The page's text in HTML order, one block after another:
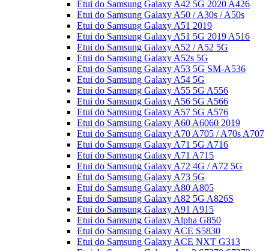
Etui do Samsung Galaxy A42 5G 2020 A426
Etui do Samsung Galaxy A50 / A30s / A50s
Etui do Samsung Galaxy A51 2019
Etui do Samsung Galaxy A51 5G 2019 A516
Etui do Samsung Galaxy A52 / A52 5G
Etui do Samsung Galaxy A52s 5G
Etui do Samsung Galaxy A53 5G SM-A536
Etui do Samsung Galaxy A54 5G
Etui do Samsung Galaxy A55 5G A556
Etui do Samsung Galaxy A56 5G A566
Etui do Samsung Galaxy A57 5G A576
Etui do Samsung Galaxy A60 A6060 2019
Etui do Samsung Galaxy A70 A705 / A70s A707
Etui do Samsung Galaxy A71 5G A716
Etui do Samsung Galaxy A71 A715
Etui do Samsung Galaxy A72 4G / A72 5G
Etui do Samsung Galaxy A73 5G
Etui do Samsung Galaxy A80 A805
Etui do Samsung Galaxy A82 5G A826S
Etui do Samsung Galaxy A91 A915
Etui do Samsung Galaxy Alpha G850
Etui do Samsung Galaxy ACE S5830
Etui do Samsung Galaxy ACE NXT G313